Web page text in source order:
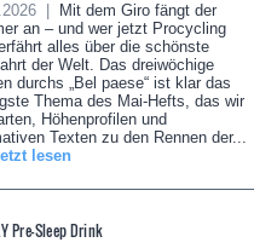
|
Mit dem Giro fängt der
an – und wer jetzt Procycling
alles über die schönste
der Welt. Das dreiwöchige
durchs „Bel paese“ ist klar das
Thema des Mai-Hefts, das wir
Höhenprofilen und
Texten zu den Rennen der...
lesen
Pre-Sleep Drink